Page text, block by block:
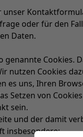
unser
oder für den
Daten.
genannte Cookies.
nutzen Cookies
es uns, Ihren
Setzen von
sein.
und der damit
insbesondere: